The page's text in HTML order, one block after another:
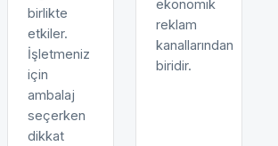
birlikte
etkiler.
İşletmeniz
için
ambalaj
seçerken
dikkat
ekonomik
reklam
kanallarından
biridir.